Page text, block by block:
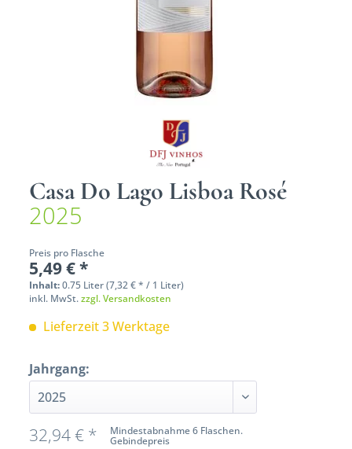
Casa Do Lago Lisboa Rosé
2025
Preis pro Flasche
5,49 € *
Inhalt:0.75 Liter (7,32 € * / 1 Liter)
inkl. MwSt.zzgl. Versandkosten
Lieferzeit 3 Werktage
Jahrgang:
Mindestabnahme 6 Flaschen.
Gebindepreis
32,94 € *